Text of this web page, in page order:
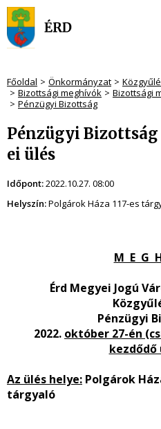
Főoldal Önkormányzat
Bizottsági meghívók
Bizottsági
Pénzügyi Bizottság
Pénzügyi
ei ülés
Időpont:2022.10.27. 08:00
Helyszín:Polgárok Háza 117-es
M E G
Érd Megyei Jogú
Pénzügyi
2022. október 27-én
kezdődő
Az ülés helye: Polgárok
tárgyaló